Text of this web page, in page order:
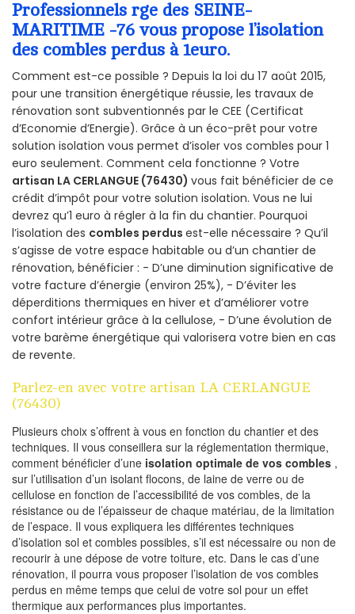
Professionnels rge des SEINE-
MARITIME -76 vous propose l’isolation
des combles perdus à 1euro.
Comment est-ce possible ? Depuis la loi du 17 août 2015,
pour une transition énergétique réussie, les travaux de
rénovation sont subventionnés par le CEE (Certificat
d’Economie d’Energie). Grâce à un éco-prêt pour votre
solution isolation vous permet d’isoler vos combles pour 1
euro seulement. Comment cela fonctionne ? Votre
artisan LA CERLANGUE (76430) vous fait bénéficier de ce
crédit d’impôt pour votre solution isolation. Vous ne lui
devrez qu’1 euro à régler à la fin du chantier. Pourquoi
l’isolation des combles perdus est-elle nécessaire ? Qu’il
s’agisse de votre espace habitable ou d’un chantier de
rénovation, bénéficier : - D’une diminution significative de
votre facture d’énergie (environ 25%), - D’éviter les
déperditions thermiques en hiver et d’améliorer votre
confort intérieur grâce à la cellulose, - D’une évolution de
votre barème énergétique qui valorisera votre bien en cas
de revente.
Parlez-en avec votre artisan LA CERLANGUE
(76430)
Plusieurs choix s’offrent à vous en fonction du chantier et des
techniques. Il vous conseillera sur la réglementation thermique,
comment bénéficier d’une isolation optimale de vos combles ,
sur l’utilisation d’un isolant flocons, de laine de verre ou de
cellulose en fonction de l’accessibilité de vos combles, de la
résistance ou de l’épaisseur de chaque matériau, de la limitation
de l’espace. Il vous expliquera les différentes techniques
d’isolation sol et combles possibles, s’il est nécessaire ou non de
recourir à une dépose de votre toiture, etc. Dans le cas d’une
rénovation, il pourra vous proposer l’isolation de vos combles
perdus en même temps que celui de votre sol pour un effet
thermique aux performances plus importantes.